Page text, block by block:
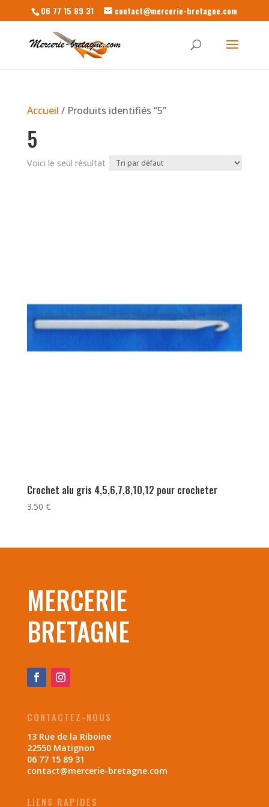
06 77 15 89 31 contact@mercerie-bretagne.com
Accueil / Produits identifiés “5”
5
Voici le seul résultat
Crochet alu gris 4,5,6,7,8,10,12 pour crocheter
3.50 €
MERCERIE
BRETAGNE
CONTACTEZ-NOUS
13 Rue de la Riboine
22550 Matignon
06 77 15 89 31
contact@mercerie-bretagne.com
LIENS RAPIDES